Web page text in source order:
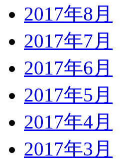
2017年8月
2017年7月
2017年6月
2017年5月
2017年4月
2017年3月